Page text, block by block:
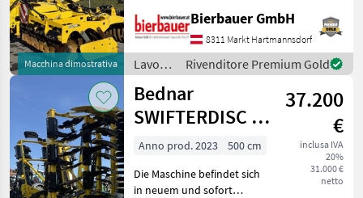
Macchina dimostrativa
Zustand und kann nach
telefonischer Vereinbarung
gerne vor Ort besichtigt
und geprüft we
Bierbauer GmbH
8311 Markt Hartmannsdorf
Lavorazione
terreno
/
Bednar
Rivenditore Premium Gold
Bednar
SWIFTERDISC XN
5000
37.200
€
inclusa IVA
20%
31.000 €
netto
Anno prod. 2023
500 cm
Die Maschine befindet sich
in neuem und sofort